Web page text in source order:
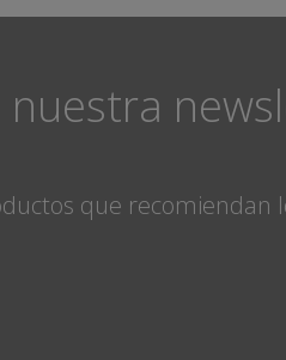
nuestra
que